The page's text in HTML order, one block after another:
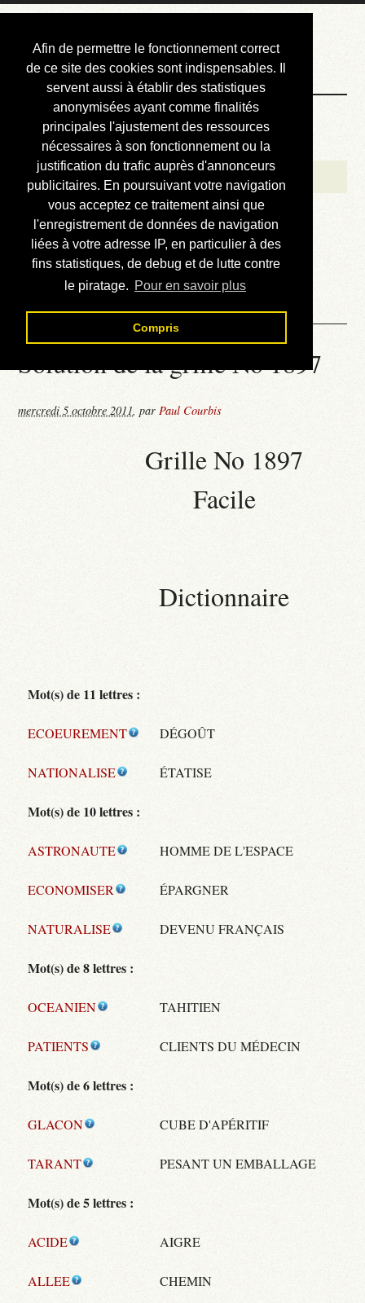
Afin de permettre le fonctionnement correct
de ce site des cookies sont indispensables. Il
servent aussi à établir des statistiques
anonymisées ayant comme finalités
principales l'ajustement des ressources
nécessaires à son fonctionnement ou la
justification du trafic auprès d'annonceurs
publicitaires. En poursuivant votre navigation
vous acceptez ce traitement ainsi que
l'enregistrement de données de navigation
liées à votre adresse IP, en particulier à des
fins statistiques, de debug et de lutte contre
le piratage. Pour en savoir plus
Compris
Courbis, « LE »
Blog Officiel
Bienvenue
Réalisations
Divers (et d’été)
Annonces
Liens externes
Téléchargement
Contact
Solution de la grille No 1897
mercredi 5 octobre 2011,parPaul Courbis
Grille No 1897
Facile
Dictionnaire
Mot(s) de 11 lettres :
ECOEUREMENT DÉGOÛT
NATIONALISE ÉTATISE
Mot(s) de 10 lettres :
ASTRONAUTE HOMME DE L'ESPACE
ECONOMISER ÉPARGNER
NATURALISE DEVENU FRANÇAIS
Mot(s) de 8 lettres :
OCEANIEN TAHITIEN
PATIENTS CLIENTS DU MÉDECIN
Mot(s) de 6 lettres :
GLACON CUBE D'APÉRITIF
TARANT PESANT UN EMBALLAGE
Mot(s) de 5 lettres :
ACIDE AIGRE
ALLEE CHEMIN